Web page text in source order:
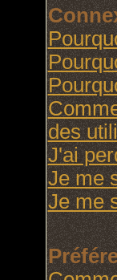
des
J'ai
Je me
Je me